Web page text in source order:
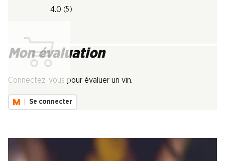
4.0 (5)
Mon évaluation
Connectez-vous pour évaluer un vin.
Se connecter